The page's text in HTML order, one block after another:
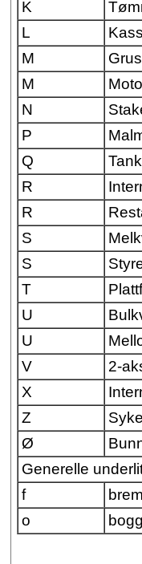
K
L
M
M
N
P
Q
R
R
S
S
T
U
U
V
2-
X
Z
Ø
Generelle
f
o